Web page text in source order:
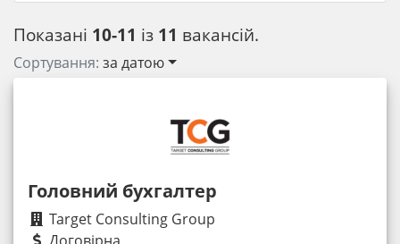
Показані 10-11 із 11 вакансій.
Сортування: за датою
Головний бухгалтер
Target Consulting Group